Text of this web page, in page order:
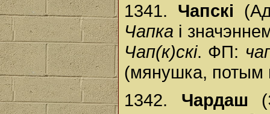
1341. Чапскі
Чапка і
Чап(к)скі. ФП:
(мянушка, потым
1342. Чардаш